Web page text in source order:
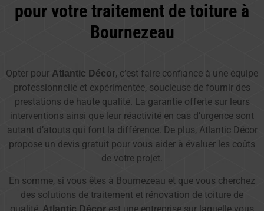
pour votre traitement de toiture à
Bournezeau
Opter pour Atlantic Décor, c’est faire confiance à une équipe
professionnelle et expérimentée, soucieuse de fournir des
prestations de haute qualité. La garantie offerte sur leurs
interventions ainsi que leur réactivité en cas d’urgence sont
autant d’atouts qui font la différence. De plus, Atlantic Décor
propose un devis gratuit pour vous aider à évaluer les coûts
de votre projet.
En somme, si vous êtes à Bournezeau et que vous cherchez
des solutions de traitement et rénovation de toiture de